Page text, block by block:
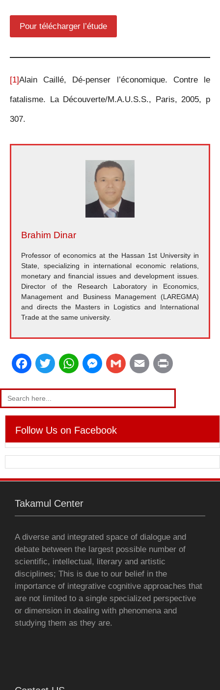
Pour télécharger l’étude
[1]Alain Caillé, Dé-penser l’économique. Contre le
fatalisme. La Découverte/M.A.U.S.S., Paris, 2005, p
307.
Brahim Dinar
Professor of economics at the Hassan 1st University in
State, specializing in international economic relations,
monetary and financial issues and development issues.
Director of the Research Laboratory in Economics,
Management and Business Management (LAREGMA)
and directs the Masters in Logistics and International
Trade at the same university.
F
c
b
o
k
T
i
t
r
W
a
s
p
p
M
s
e
g
G
a
l
E
a
l t
for:
Follow Us on Facebook
Takamul Center
A diverse and integrated space of dialogue and
debate between the largest possible number of
scientific, intellectual, literary and artistic
disciplines; This is due to our belief in the
importance of integrative cognitive approaches that
are not limited to a single specialized perspective
or dimension in dealing with phenomena and
studying them as they are.